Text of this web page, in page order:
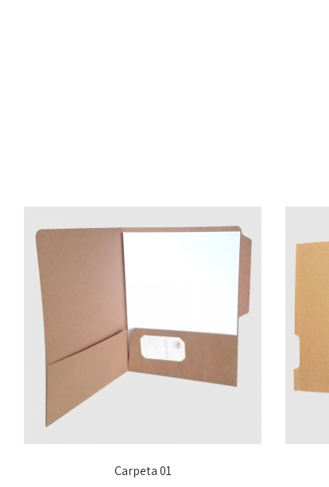
Carpeta 01